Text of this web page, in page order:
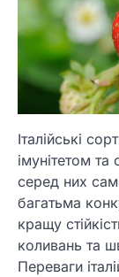
Італійські
імунітетом
серед них
багатьма
кращу
коливань та
Переваги